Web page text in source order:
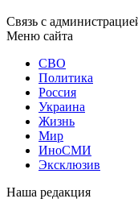
Связь с
Меню сайта
СВО
Политика
Россия
Украина
Жизнь
Мир
ИноСМИ
Эксклюзив
Наша редакция